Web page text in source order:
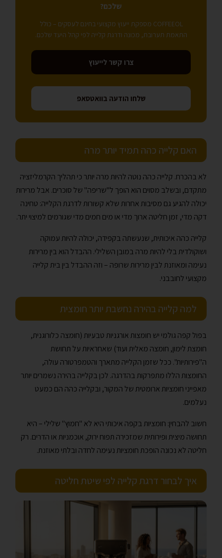
שלכם?
COFFEEOL מספקת ייעוץ מקצועי בחינם לעסקים – כולל
התאמת תערובת, מכונה ודרגת קלייה לפי קהל היעד שלכם.
צרו קשר לייעוץ
שלחו הודעה בוואטסאפ
האם קלייה כהה תמיד יותר מרה
לא בהכרח. קלייה כהה נוטה להיות מרה יותר כי תהליך הקרמליזציה
מתקדם, ובשלב מסוים הוא הופך ל"שריפה" של סוכרים. אבל מרירות
יכולה להגיע גם מסיבות אחרות שלא קשורות לדרגת הקלייה: טחינה
דקה מדי, זמן חליטה ארוך מדי או מים חמים מדי שגורמים למיצוי יתר.
קלייה כהה איכותית, שנעשתה בקפידה, יכולה להיות עמוקה
ושוקולדית בלי להיות מרה במובן השלילי. ההבדל הוא בין מרירות
נעימה ומאוזנת לבין מרירות שרופה – וזה ההבדל בין בית קלייה
מקצועי לחובבני.
למה קלייה בהירה נחשבת יותר חומצית
בפול קפה גולמי יש חומצות אורגניות טבעיות (חומצה כלורוגנית,
חומצת לימון, חומצה מאלית ועוד) שאחראיות על תחושת
ה"פירותיות". ככל שזמן הקלייה מתארך והטמפרטורה עולה,
החומצות הללו מתפרקות בהדרגה. לכן בקלייה בהירה נשמרים יותר
מאפייני חומציות ארומטית של המקור, ובקלייה כהה הם כמעט
נעלמים.
חשוב להבחין: חומציות בקפה איכותי היא לא "חמוץ" שלילי – היא
תחושה מיצית ופירותית שמזכירה תפוח ירוק, אוכמניות או הדרים. רק
חליטה לא נכונה הופכת חומציות נעימה לחדה ובלתי מאוזנת.
איך לבחור דרגת קלייה לפי שיטת חליטה